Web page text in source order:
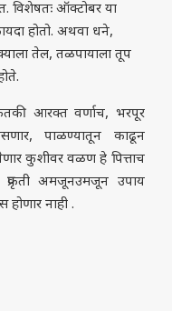
विशेषतः ऑक्टोबर या
होतो. अथवा धने,
तेल, तळपायाला तूप
आरक्त वर्णाच, भरपूर
पाळण्यातून काढून
कुशीवर वळण हे पित्ताच
अमजूनउमजून उपाय
होणार नाही .